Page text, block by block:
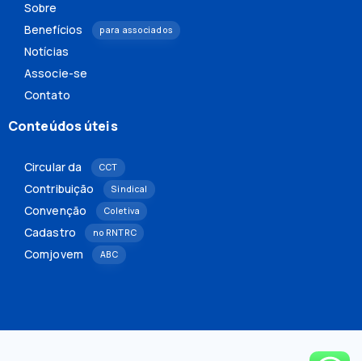
Sobre
Benefícios
para associados
Notícias
Associe-se
Contato
Conteúdos úteis
Circular da CCT
Contribuição Sindical
Convenção Coletiva
Cadastro no RNTRC
Comjovem ABC